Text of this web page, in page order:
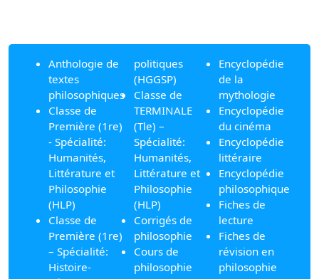
Anthologie de
textes
philosophiques
Classe de
Première (1re)
- Spécialité:
Humanités,
Littérature et
Philosophie
(HLP)
Classe de
Première (1re)
– Spécialité:
Histoire-
politiques
(HGGSP)
Classe de
TERMINALE
(Tle) –
Spécialité:
Humanités,
Littérature et
Philosophie
(HLP)
Corrigés de
philosophie
Cours de
philosophie
Encyclopédie
de la
mythologie
Encyclopédie
du cinéma
Encyclopédie
littéraire
Encyclopédie
philosophique
Fiches de
lecture
Fiches de
révision en
philosophie